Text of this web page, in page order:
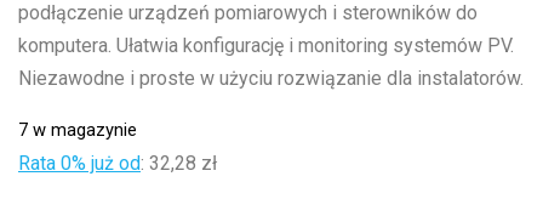
podłączenie urządzeń pomiarowych i sterowników do
komputera. Ułatwia konfigurację i monitoring systemów PV.
Niezawodne i proste w użyciu rozwiązanie dla instalatorów.
7 w magazynie
Rata 0% już od: 32,28 zł